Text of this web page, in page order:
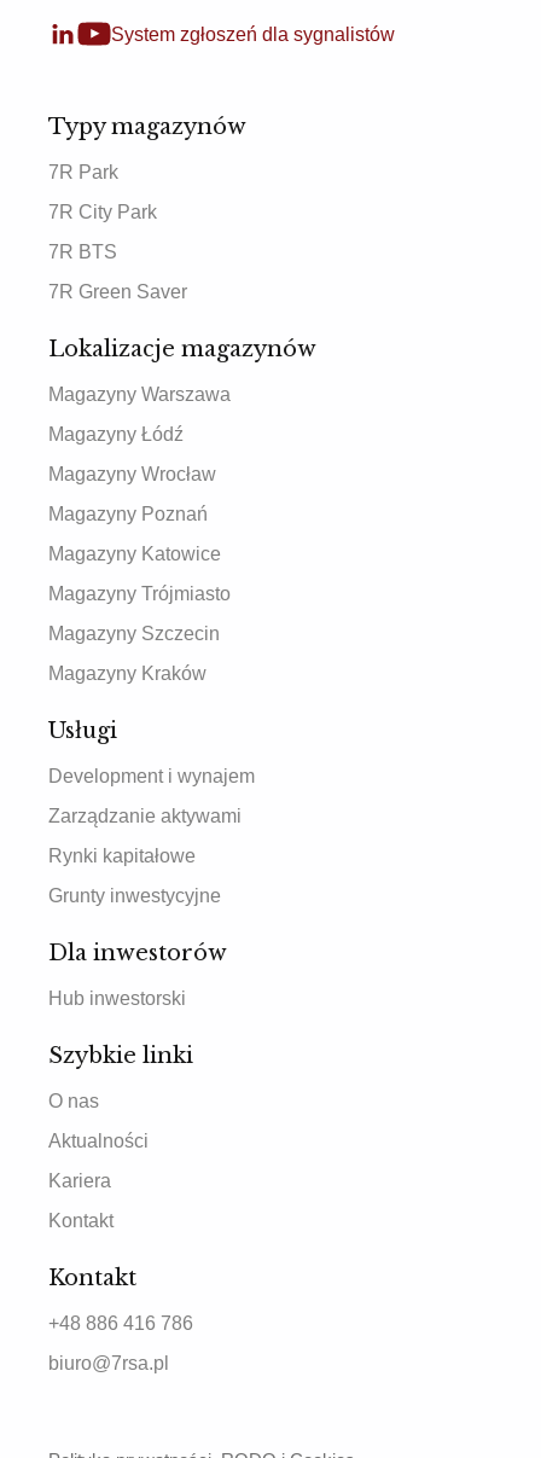
System zgłoszeń dla sygnalistów
Typy magazynów
7R Park
7R City Park
7R BTS
7R Green Saver
Lokalizacje magazynów
Magazyny Warszawa
Magazyny Łódź
Magazyny Wrocław
Magazyny Poznań
Magazyny Katowice
Magazyny Trójmiasto
Magazyny Szczecin
Magazyny Kraków
Usługi
Development i wynajem
Zarządzanie aktywami
Rynki kapitałowe
Grunty inwestycyjne
Dla inwestorów
Hub inwestorski
Szybkie linki
O nas
Aktualności
Kariera
Kontakt
Kontakt
+48 886 416 786
biuro@7rsa.pl